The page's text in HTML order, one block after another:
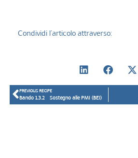
Condividi l’articolo attraverso:
PREVIOUS RECIPE
Bando 1.3.2 – Sostegno alle PMI (BEI)